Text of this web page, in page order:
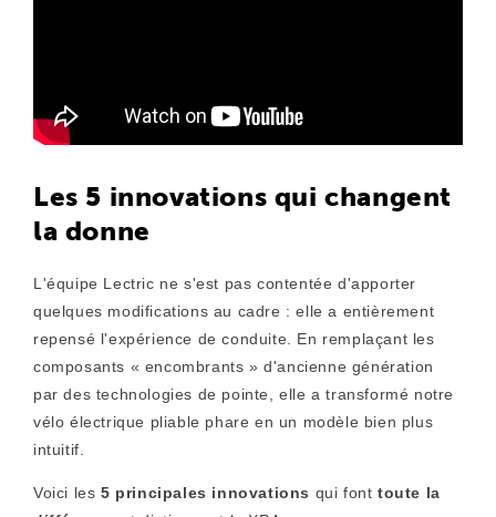
Les 5 innovations qui changent
la donne
L'équipe Lectric ne s'est pas contentée d'apporter
quelques modifications au cadre : elle a entièrement
repensé l'expérience de conduite. En remplaçant les
composants « encombrants » d'ancienne génération
par des technologies de pointe, elle a transformé notre
vélo électrique pliable phare en un modèle bien plus
intuitif.
Voici les 5 principales innovations qui font toute la